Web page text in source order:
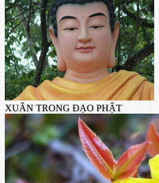
XUÂN TRONG ĐẠO PHẬT